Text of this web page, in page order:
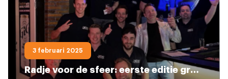
3 februari 2025
Radje voor de sfeer: eerste editie groot succes